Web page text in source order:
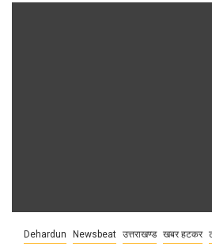
Dehardun Newsbeat उत्तराखण्ड खबर हटकर